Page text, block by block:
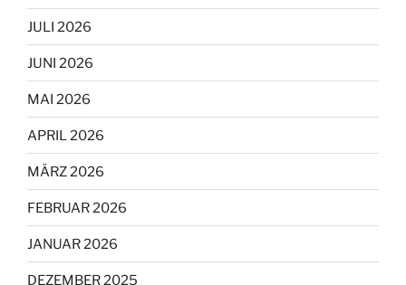
JULI 2026
JUNI 2026
MAI 2026
APRIL 2026
MÄRZ 2026
FEBRUAR 2026
JANUAR 2026
DEZEMBER 2025